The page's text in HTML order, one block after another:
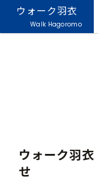
ウォーク羽衣
Walk Hagoromo
ウォーク羽
せ